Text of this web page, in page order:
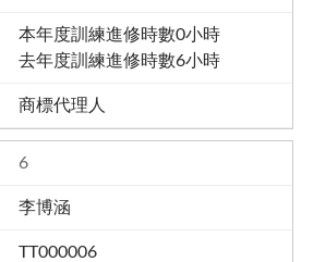
本年度訓練進修時數0小時
去年度訓練進修時數6小時
商標代理人
6
李博涵
TT000006